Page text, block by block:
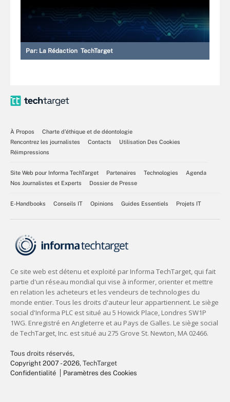
Par: La Rédaction TechTarget
À Propos
Charte d’éthique et de déontologie
Rencontrez les journalistes
Contacts
Utilisation Des Cookies
Réimpressions
Site Web pour Informa TechTarget Partenaires Technologies
Agenda
Nos Journalistes et Experts
Dossier de Presse
E-Handbooks Conseils IT Opinions Guides Essentiels Projets IT
Tous droits réservés,
Copyright 2007 - 2026, TechTarget
Confidentialité
Paramètres des Cookies